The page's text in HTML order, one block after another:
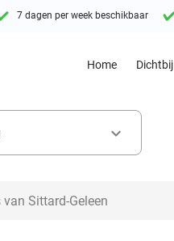
7 dagen per week beschikbaar
Home Dichtbij
keyboard_arrow_down